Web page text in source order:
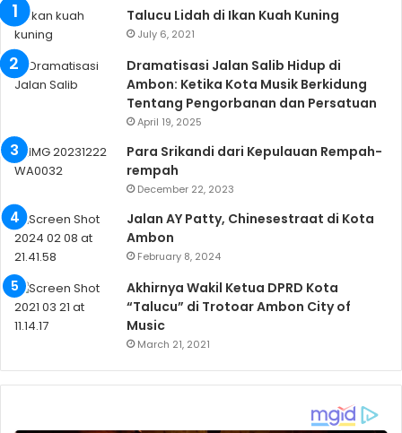
Talucu Lidah di Ikan Kuah Kuning
July 6, 2021
Dramatisasi Jalan Salib Hidup di
Ambon: Ketika Kota Musik Berkidung
Tentang Pengorbanan dan Persatuan
April 19, 2025
Para Srikandi dari Kepulauan Rempah-
rempah
December 22, 2023
Jalan AY Patty, Chinesestraat di Kota
Ambon
February 8, 2024
Akhirnya Wakil Ketua DPRD Kota
“Talucu” di Trotoar Ambon City of
Music
March 21, 2021